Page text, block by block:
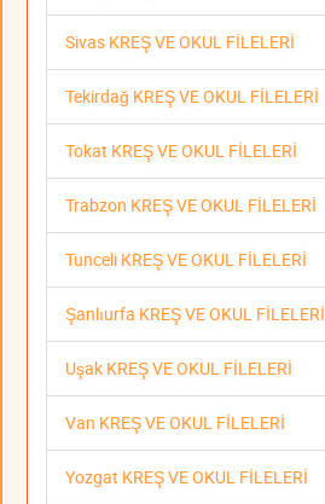
Sivas KREŞ VE OKUL FİLELERİ
Tekirdağ KREŞ VE OKUL FİLELERİ
Tokat KREŞ VE OKUL FİLELERİ
Trabzon KREŞ VE OKUL FİLELERİ
Tunceli KREŞ VE OKUL FİLELERİ
Şanlıurfa KREŞ VE OKUL FİLELERİ
Uşak KREŞ VE OKUL FİLELERİ
Van KREŞ VE OKUL FİLELERİ
Yozgat KREŞ VE OKUL FİLELERİ